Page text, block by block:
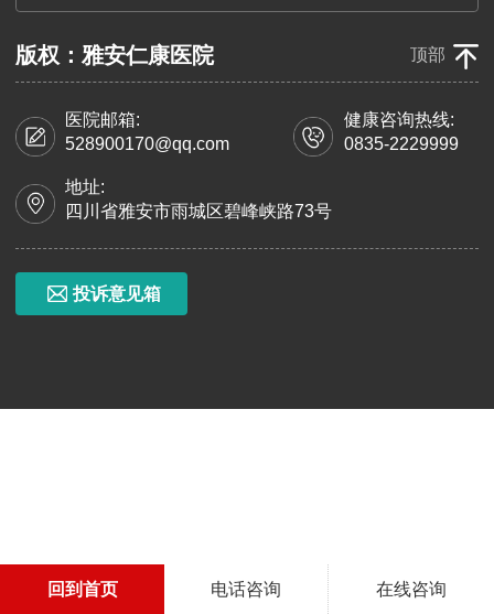
顶部
版权：雅安仁康医院
医院邮箱:
528900170@qq.com
健康咨询热线:
0835-2229999
地址:
四川省雅安市雨城区碧峰峡路73号
投诉意见箱
回到首页 电话咨询 在线咨询